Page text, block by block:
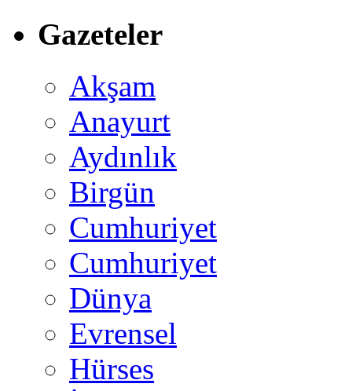
Gazeteler
Akşam
Anayurt
Aydınlık
Birgün
Cumhuriyet
Cumhuriyet
Dünya
Evrensel
Hürses